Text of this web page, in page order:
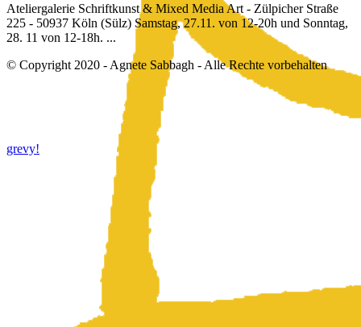
Ateliergalerie Schriftkunst & Mixed Media Art - Zülpicher Straße
225 - 50937 Köln (Sülz) Samstag, 27.11. von 12-20h und Sonntag,
28. 11 von 12-18h. ...
© Copyright 2020 - Agnete Sabbagh - Alle Rechte vorbehalten
grevy!